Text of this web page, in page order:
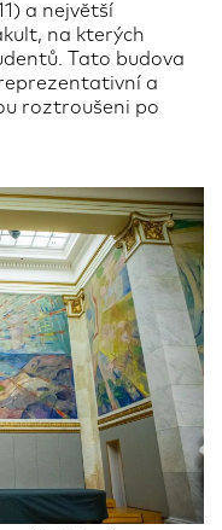
a největší
na kterých
Tato budova
a
roztroušeni po